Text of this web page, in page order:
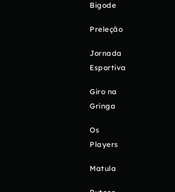
Bigode
Preleção
Jornada
Esportiva
Giro na
Gringa
Os
Players
Matula